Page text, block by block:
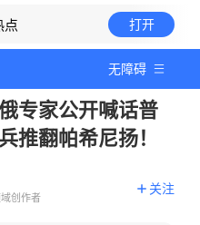
点 打开
无障碍
专家公开喊话普
推翻帕希尼扬！
创作者
关注